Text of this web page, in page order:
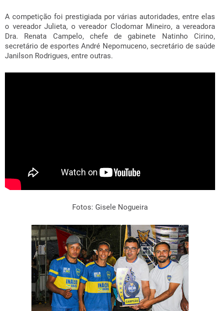
A competição foi prestigiada por várias autoridades, entre elas
o vereador Julieta, o vereador Clodomar Mineiro, a vereadora
Dra. Renata Campelo, chefe de gabinete Natinho Cirino,
secretário de esportes André Nepomuceno, secretário de saúde
Janilson Rodrigues, entre outras.
Fotos: Gisele Nogueira